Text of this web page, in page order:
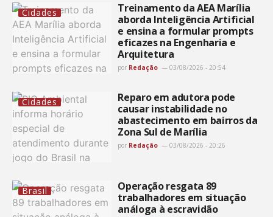
Cidades
Treinamento da AEA Marília
aborda Inteligência Artificial
e ensina a formular prompts
eficazes na Engenharia e
Arquitetura
por Redação 03/08/2026 - 20:54
Cidades
Reparo em adutora pode
causar instabilidade no
abastecimento em bairros da
Zona Sul de Marília
por Redação 03/08/2026 - 20:26
Brasil
Operação resgata 89
trabalhadores em situação
análoga à escravidão